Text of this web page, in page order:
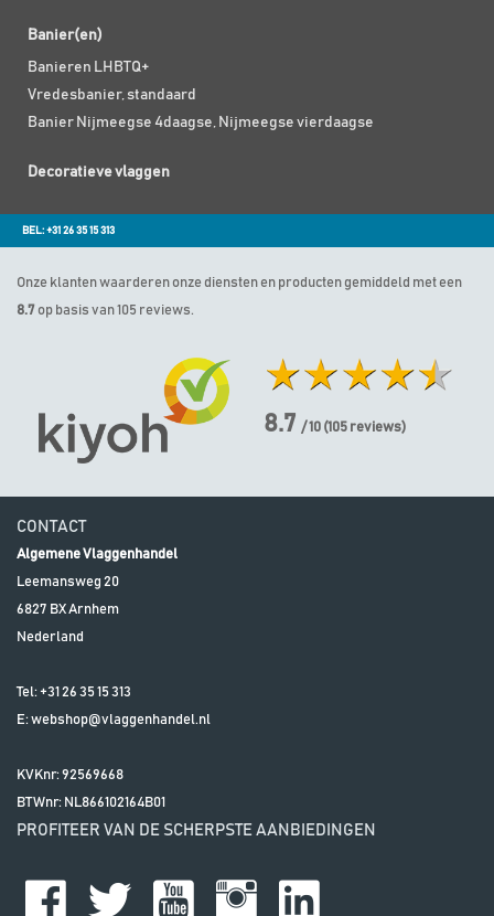
Banier(en)
Banieren LHBTQ+
Vredesbanier, standaard
Banier Nijmeegse 4daagse, Nijmeegse vierdaagse
Decoratieve vlaggen
BEL: +31 26 35 15 313
Onze klanten waarderen onze diensten en producten gemiddeld met een
8.7 op basis van 105 reviews.
8.7 / 10 (105 reviews)
CONTACT
Algemene Vlaggenhandel
Leemansweg 20
6827 BXArnhem
Nederland
Tel: +31 26 35 15 313
E:webshop@vlaggenhandel.nl
KVKnr: 92569668
BTWnr: NL866102164B01
PROFITEER VAN DE SCHERPSTE AANBIEDINGEN